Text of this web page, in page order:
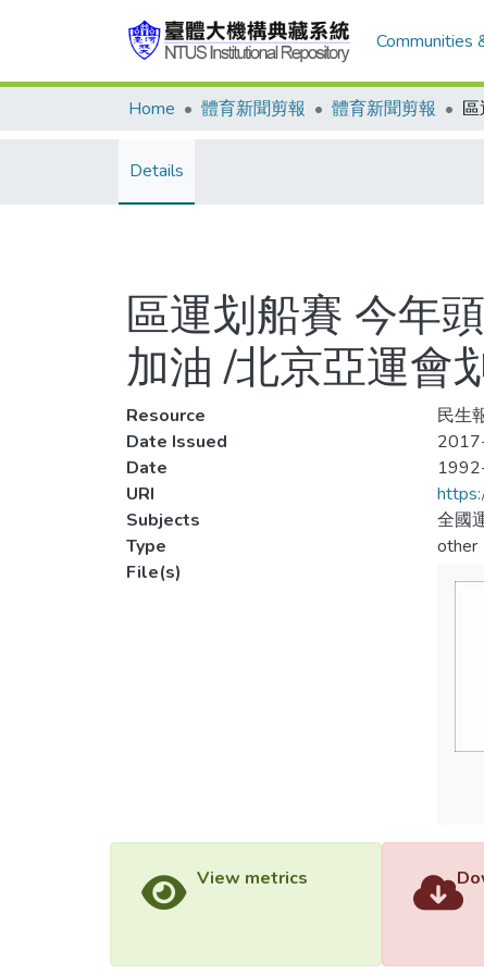
Communities
Home 體育新聞剪報 體育新聞剪報
Details
區運划船賽 今年
加油 /北京亞運會
Resource
民生
Date Issued
Date
URI
Subjects
全國
Type
other
File(s)
View metrics